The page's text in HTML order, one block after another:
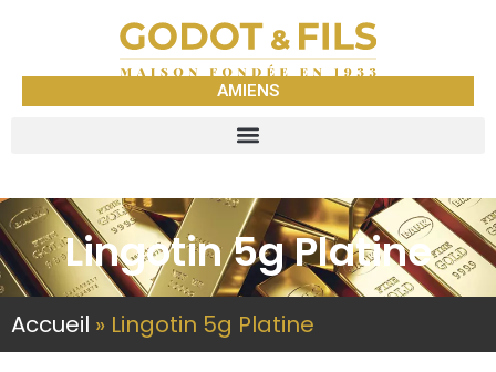
AMIENS
Lingotin 5g Platine
Accueil » Lingotin 5g Platine